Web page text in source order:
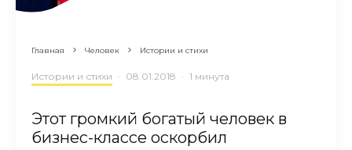
Главная Человек Истории и стихи
Истории и стихи · 08.01.2018 · 1 минута
Этот громкий богатый человек в
бизнес-классе оскорбил